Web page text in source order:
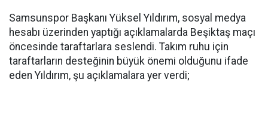
Samsunspor Başkanı Yüksel Yıldırım, sosyal medya
hesabı üzerinden yaptığı açıklamalarda Beşiktaş maçı
öncesinde taraftarlara seslendi. Takım ruhu için
taraftarların desteğinin büyük önemi olduğunu ifade
eden Yıldırım, şu açıklamalara yer verdi;